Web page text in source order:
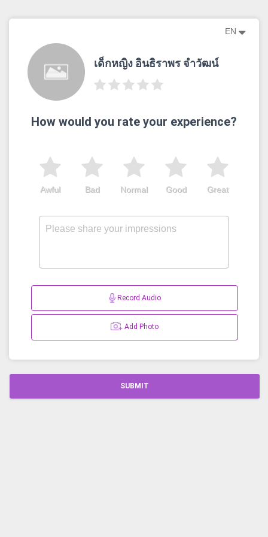
EN
เด็กหญิง อินธิราพร จำวัฒน์
How would you rate your experience?
Great
Good
Normal
Bad
Awful
Record Audio
Add Photo
SUBMIT